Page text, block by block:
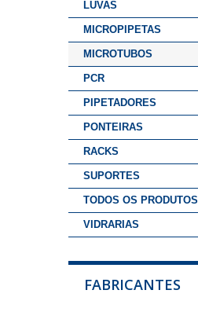
LUVAS
MICROPIPETAS
MICROTUBOS
PCR
PIPETADORES
PONTEIRAS
RACKS
SUPORTES
TODOS OS PRODUTOS
VIDRARIAS
FABRICANTES